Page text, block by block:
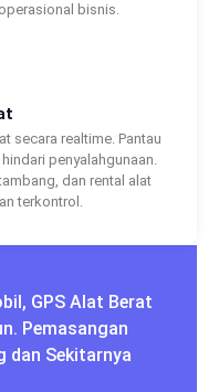
bisnis.
secara realtime. Pantau
penyalahgunaan.
dan rental alat
terkontrol.
GPS Alat Berat
Pemasangan
dan Sekitarnya